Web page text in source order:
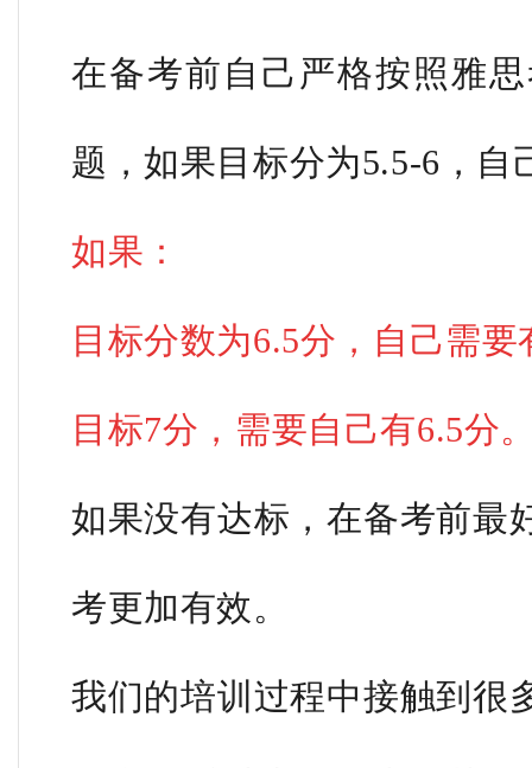
在备考前自己严格按照雅
题，如果目标分为5.5-6，自
如果：
目标分数为6.5分，自己需要
目标7分，需要自己有6.5分
如果没有达标，在备考前最
考更加有效。
我们的培训过程中接触到很